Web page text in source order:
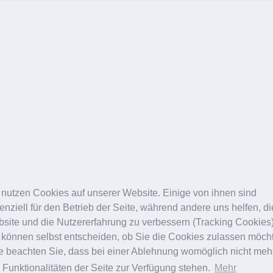
Cookies auf unserer Website. Einige von ihnen sind
für den Betrieb der Seite, während andere uns helfen,
und die Nutzererfahrung zu verbessern (Tracking
selbst entscheiden, ob Sie die Cookies zulassen
beachten Sie, dass bei einer Ablehnung womöglich nicht
Funktionalitäten der Seite zur Verfügung stehen. Mehr
auftretende Schwellungen oder Blutungen bemerken.
drei Tagen nach der Operation ist die Eisbrille möglichst
ist bereits zwei Tage nach Entfernung der Fäden erlaubt,